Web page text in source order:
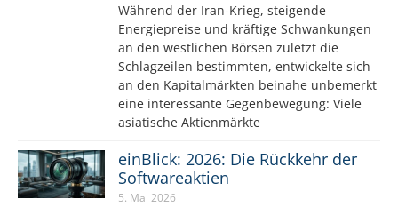
Während der Iran-Krieg, steigende
Energiepreise und kräftige Schwankungen
an den westlichen Börsen zuletzt die
Schlagzeilen bestimmten, entwickelte sich
an den Kapitalmärkten beinahe unbemerkt
eine interessante Gegenbewegung: Viele
asiatische Aktienmärkte
einBlick: 2026: Die Rückkehr der
Softwareaktien
5. Mai 2026